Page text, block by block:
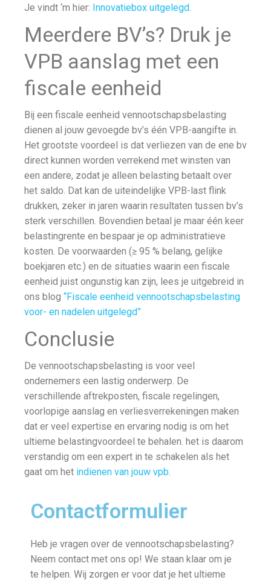
Je vindt ‘m hier: Innovatiebox uitgelegd.
Meerdere BV’s? Druk je
VPB aanslag met een
fiscale eenheid
Bij een fiscale eenheid vennootschapsbelasting
dienen al jouw gevoegde bv’s één VPB-aangifte in.
Het grootste voordeel is dat verliezen van de ene bv
direct kunnen worden verrekend met winsten van
een andere, zodat je alleen belasting betaalt over
het saldo. Dat kan de uiteindelijke VPB-last flink
drukken, zeker in jaren waarin resultaten tussen bv’s
sterk verschillen. Bovendien betaal je maar één keer
belastingrente en bespaar je op administratieve
kosten. De voorwaarden (≥ 95 % belang, gelijke
boekjaren etc.) en de situaties waarin een fiscale
eenheid juist ongunstig kan zijn, lees je uitgebreid in
ons blog “Fiscale eenheid vennootschapsbelasting
voor- en nadelen uitgelegd”
Conclusie
De vennootschapsbelasting is voor veel
ondernemers een lastig onderwerp. De
verschillende aftrekposten, fiscale regelingen,
voorlopige aanslag en verliesverrekeningen maken
dat er veel expertise en ervaring nodig is om het
ultieme belastingvoordeel te behalen. het is daarom
verstandig om een expert in te schakelen als het
gaat om het indienen van jouw vpb.
Contactformulier
Heb je vragen over de vennootschapsbelasting?
Neem contact met ons op! We staan klaar om je
te helpen. Wij zorgen er voor dat je het ultieme